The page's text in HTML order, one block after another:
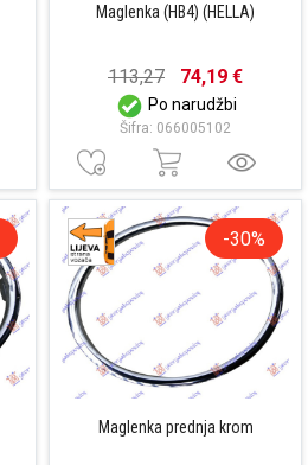
Maglenka (HB4) (HELLA)
113,27 74,19 €
Po narudžbi
Šifra: 066005102
-30%
Maglenka prednja krom